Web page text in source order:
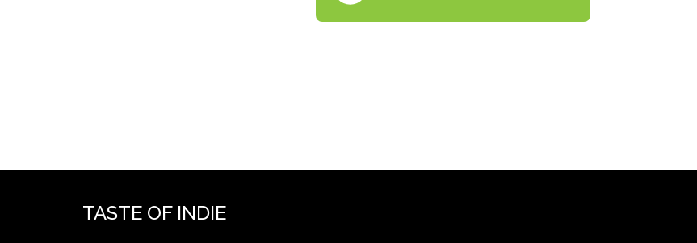
TASTE OF INDIE